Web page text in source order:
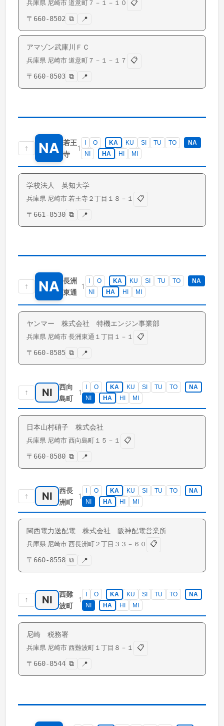
兵庫県 尼崎市 道意町 ７－１－１０
📋
〒 660-8502 ⧉ 📍
アマゾン武庫川ＦＣ
兵庫県 尼崎市 道意町 ７－１－１７
📋
〒 660-8503 ⧉ 📍
↑ NA 若王
寺
1
O KA KU SI TU TO
NA
NI
HA HI MI
学校法人 英知大学
兵庫県 尼崎市 若王寺 ２丁目１８－１
📋
〒 661-8530 ⧉ 📍
↑ NA 長洲
東通
1
O KA KU SI TU TO
NA
NI
HA HI MI
ヤンマー 株式会社 特機エンジン事業部
兵庫県 尼崎市 長洲東通 １丁目１－１
📋
〒 660-8585 ⧉ 📍
↑ NI
西向
島町
1
O KA KU SI TU TO
NA
NI
HA HI MI
日本山村硝子 株式会社
兵庫県 尼崎市 西向島町 １５－１
📋
〒 660-8580 ⧉ 📍
↑ NI
西長
洲町
1
O KA KU SI TU TO
NA
NI
HA HI MI
関西電力送配電 株式会社 阪神配電営業所
兵庫県 尼崎市 西長洲町 ２丁目３３－６０
📋
〒 660-8558 ⧉ 📍
↑ NI
西難
波町
1
O KA KU SI TU TO
NA
NI
HA HI MI
尼崎 税務署
兵庫県 尼崎市 西難波町 １丁目８－１
📋
〒 660-8544 ⧉ 📍